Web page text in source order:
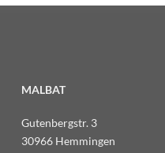
MALBAT
Gutenbergstr. 3
30966 Hemmingen